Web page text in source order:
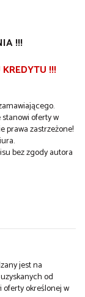
!!!
!!!
oferty w
prawa zastrzeżone!
bez zgody autora
jest na
od
oferty określonej w